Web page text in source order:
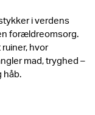
i verdens
forældreomsorg.
hvor
mad, tryghed –
håb.